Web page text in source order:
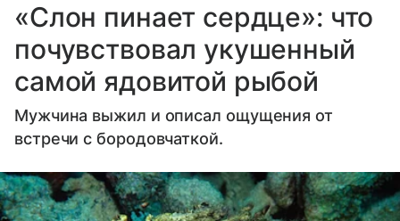
«Слон пинает сердце»: что
почувствовал укушенный
самой ядовитой рыбой
Мужчина выжил и описал ощущения от
встречи с бородовчаткой.